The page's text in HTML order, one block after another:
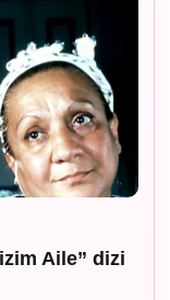
Aile” dizi